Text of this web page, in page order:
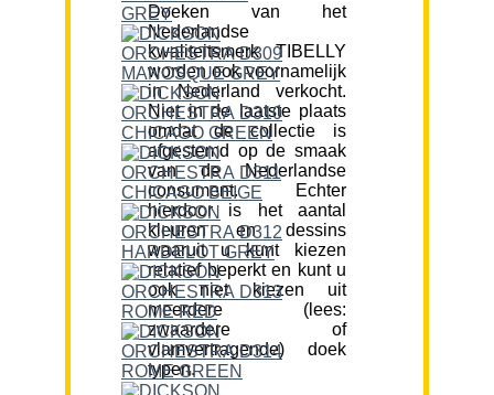
Doeken van het
Nederlandse
kwaliteitsmerk TIBELLY
worden ook voornamelijk
in Nederland verkocht.
Niet in de laatste plaats
omdat de collectie is
afgestemd op de smaak
van de Nederlandse
consument. Echter
hierdoor is het aantal
kleuren en dessins
waaruit u kunt kiezen
relatief beperkt en kunt u
ook niet kiezen uit
meerdere (lees:
zwaardere of
vlamvertragende) doek
typen.